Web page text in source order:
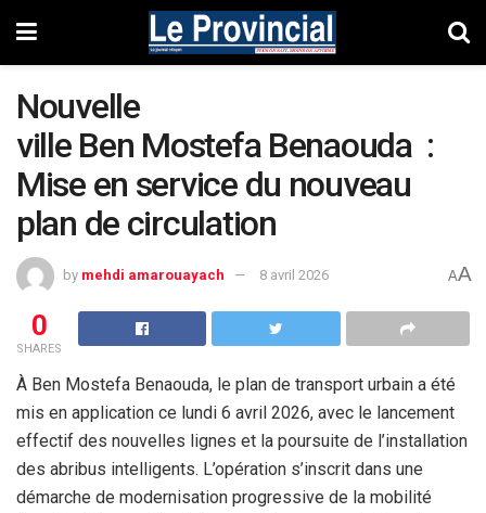
Nouvelle
ville Ben Mostefa Benaouda :
Mise en service du nouveau
plan de circulation
by mehdi amarouayach 8 avril 2026 AA
0
SHARES
À Ben Mostefa Benaouda, le plan de transport urbain a été
mis en application ce lundi 6 avril 2026, avec le lancement
effectif des nouvelles lignes et la poursuite de l’installation
des abribus intelligents. L’opération s’inscrit dans une
démarche de modernisation progressive de la mobilité